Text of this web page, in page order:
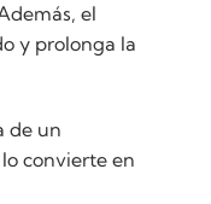
el
y prolonga la
de un
convierte en